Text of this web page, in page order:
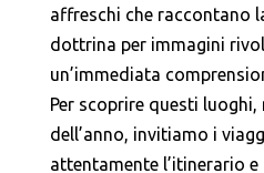
affreschi che raccontano
dottrina per immagini
un’immediata
Per scoprire questi
dell’anno, invitiamo i
attentamente l’itinerario